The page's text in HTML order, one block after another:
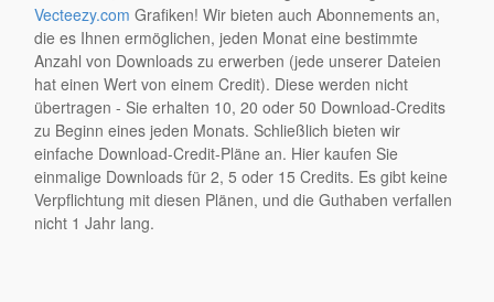
Vecteezy.com Grafiken! Wir bieten auch Abonnements an,
die es Ihnen ermöglichen, jeden Monat eine bestimmte
Anzahl von Downloads zu erwerben (jede unserer Dateien
hat einen Wert von einem Credit). Diese werden nicht
übertragen - Sie erhalten 10, 20 oder 50 Download-Credits
zu Beginn eines jeden Monats. Schließlich bieten wir
einfache Download-Credit-Pläne an. Hier kaufen Sie
einmalige Downloads für 2, 5 oder 15 Credits. Es gibt keine
Verpflichtung mit diesen Plänen, und die Guthaben verfallen
nicht 1 Jahr lang.